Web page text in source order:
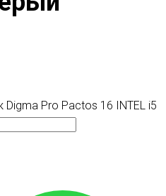
Digma Pro Pactos 16 INTEL i5